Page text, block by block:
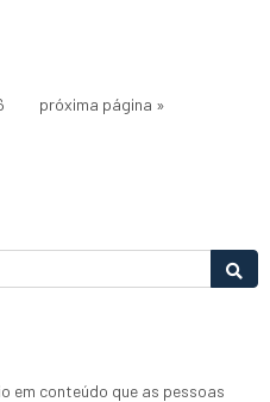
próxima página »
em conteúdo que as pessoas